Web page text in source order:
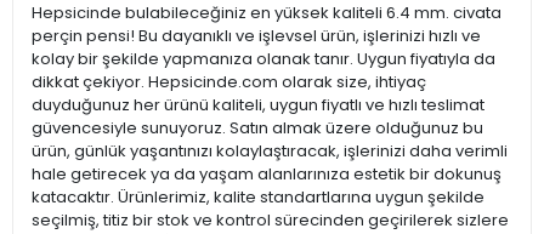
Hepsicinde bulabileceğiniz en yüksek kaliteli 6.4 mm. civata
perçin pensi! Bu dayanıklı ve işlevsel ürün, işlerinizi hızlı ve
kolay bir şekilde yapmanıza olanak tanır. Uygun fiyatıyla da
dikkat çekiyor. Hepsicinde.com olarak size, ihtiyaç
duyduğunuz her ürünü kaliteli, uygun fiyatlı ve hızlı teslimat
güvencesiyle sunuyoruz. Satın almak üzere olduğunuz bu
ürün, günlük yaşantınızı kolaylaştıracak, işlerinizi daha verimli
hale getirecek ya da yaşam alanlarınıza estetik bir dokunuş
katacaktır. Ürünlerimiz, kalite standartlarına uygun şekilde
seçilmiş, titiz bir stok ve kontrol sürecinden geçirilerek sizlere